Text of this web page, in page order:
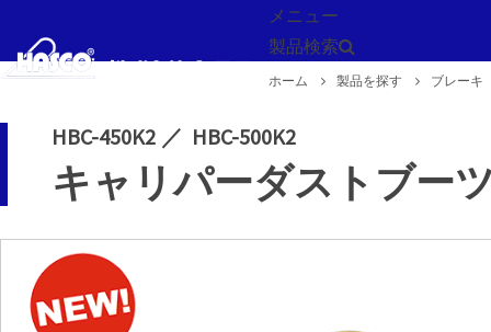
メニュー
製品検索
ホーム 製品を探す ブレーキ
HBC-450K2 HBC-500K2
キャリパーダストブー